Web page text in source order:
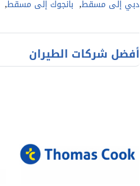
دبي إلى مسقط بانجوك إلى مسقط
أفضل شركات الطيران